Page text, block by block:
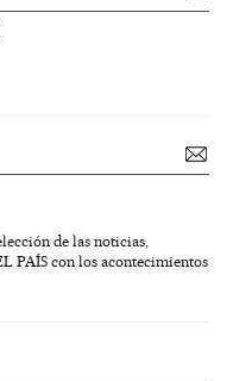
de las noticias,
PAÍS con los acontecimientos